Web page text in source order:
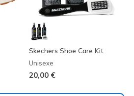
Skechers Shoe Care Kit
Unisexe
20,00 €